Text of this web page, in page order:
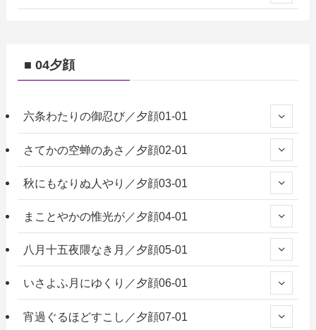
■ 04夕顔
六条わたりの御忍び／夕顔01-01
さてかの空蝉のあさ／夕顔02-01
秋にもなりぬ人やり／夕顔03-01
まことやかの惟光が／夕顔04-01
八月十五夜隈なき月／夕顔05-01
いさよふ月にゆくり／夕顔06-01
宵過ぐるほどすこし／夕顔07-01